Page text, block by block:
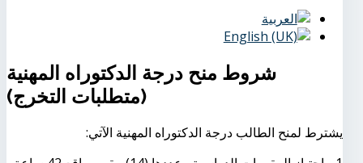
شروط منح درجة الدكتوراه المهنية
(متطلبات التخرج)
يشترط لمنح الطالب درجة الدكتوراه المهنية الآتي: